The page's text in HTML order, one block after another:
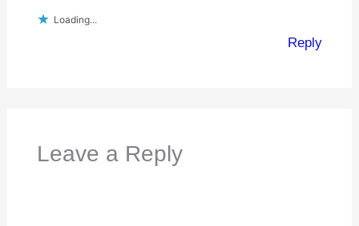
Loading...
Reply
Leave a Reply